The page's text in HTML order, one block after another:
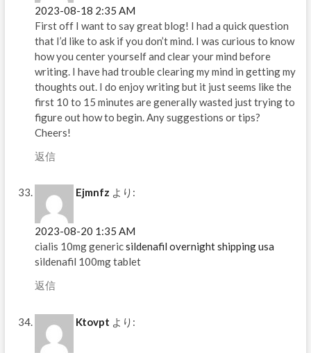
2023-08-18 2:35 AM
First off I want to say great blog! I had a quick question
that I’d like to ask if you don’t mind. I was curious to know
how you center yourself and clear your mind before
writing. I have had trouble clearing my mind in getting my
thoughts out. I do enjoy writing but it just seems like the
first 10 to 15 minutes are generally wasted just trying to
figure out how to begin. Any suggestions or tips?
Cheers!
返信
Ejmnfz より:
2023-08-20 1:35 AM
cialis 10mg genericsildenafil overnight shipping usa
sildenafil 100mg tablet
返信
Ktovpt より: